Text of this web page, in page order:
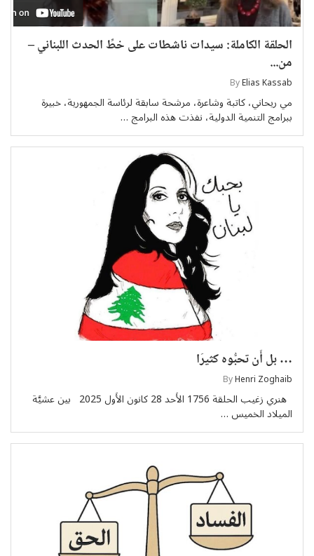
الحلقة الكاملة: سيدات ناشطات على خطِّ الحدث اللبناني –
من...
ByElias Kassab
مي ريحاني، كاتبة وشاعرة، مرشحة سابقة لرئاسة الجمهورية، خبيرة
ببرامج التنمية الدولية، نفذت هذه البرامج …
… بل أَن تحبُّوه كثيرَا
ByHenri Zoghaib
هنري زغيب الحلقة 1756 الأَحد 28 كانون الأَول 2025 بين عشيَّة
الميلاد الخميس …